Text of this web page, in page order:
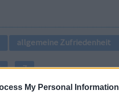
My Personal Information
allgemeine Zufriedenheit
7